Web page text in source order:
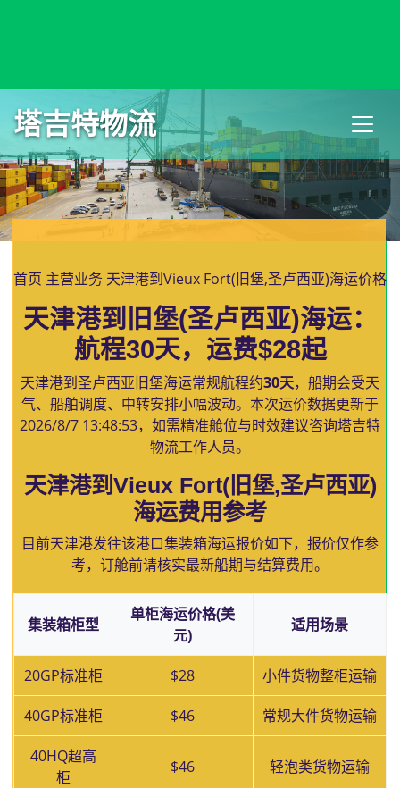
塔吉特物流
首页 主营业务 天津港到Vieux Fort(旧堡,圣卢西亚)海运价格
天津港到旧堡(圣卢西亚)海运：
航程30天，运费$28起
天津港到圣卢西亚旧堡海运常规航程约30天，船期会受天
气、船舶调度、中转安排小幅波动。本次运价数据更新于
2026/8/7 13:48:53，如需精准舱位与时效建议咨询塔吉特
物流工作人员。
天津港到Vieux Fort(旧堡,圣卢西亚)
海运费用参考
目前天津港发往该港口集装箱海运报价如下，报价仅作参
考，订舱前请核实最新船期与结算费用。
集装箱柜型
单柜海运价格(美
元)
适用场景
20GP标准柜 $28 小件货物整柜运输
40GP标准柜 $46 常规大件货物运输
40HQ超高
柜
$46 轻泡类货物运输